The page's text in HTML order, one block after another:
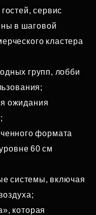
сервис
в шаговой
кластера
групп, лобби
ожидания
формата
60 см
системы, включая
которая